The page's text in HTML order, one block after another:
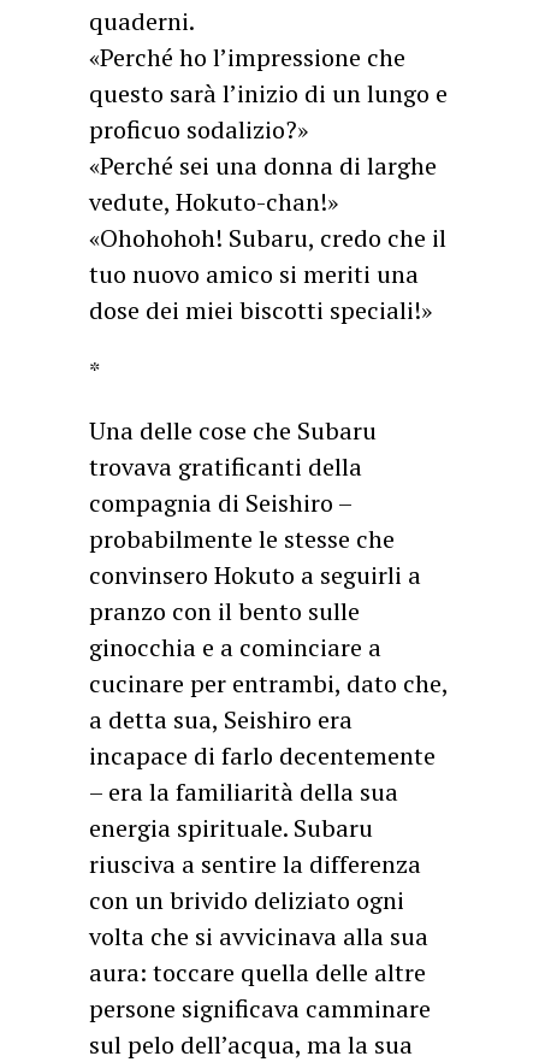
quaderni.
«Perché ho l’impressione che
questo sarà l’inizio di un lungo e
proficuo sodalizio?»
«Perché sei una donna di larghe
vedute, Hokuto-chan!»
«Ohohohoh! Subaru, credo che il
tuo nuovo amico si meriti una
dose dei miei biscotti speciali!»
*
Una delle cose che Subaru
trovava gratificanti della
compagnia di Seishiro –
probabilmente le stesse che
convinsero Hokuto a seguirli a
pranzo con il bento sulle
ginocchia e a cominciare a
cucinare per entrambi, dato che,
a detta sua, Seishiro era
incapace di farlo decentemente
– era la familiarità della sua
energia spirituale. Subaru
riusciva a sentire la differenza
con un brivido deliziato ogni
volta che si avvicinava alla sua
aura: toccare quella delle altre
persone significava camminare
sul pelo dell’acqua, ma la sua